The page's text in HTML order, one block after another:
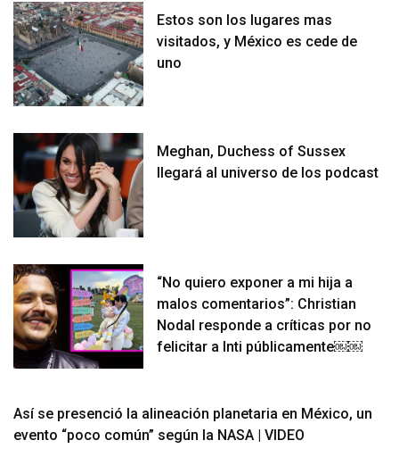
Estos son los lugares mas
visitados, y México es cede de
uno
Meghan, Duchess of Sussex
llegará al universo de los podcast
“No quiero exponer a mi hija a
malos comentarios”: Christian
Nodal responde a críticas por no
felicitar a Inti públicamente￼￼
Así se presenció la alineación planetaria en México, un
evento “poco común” según la NASA | VIDEO